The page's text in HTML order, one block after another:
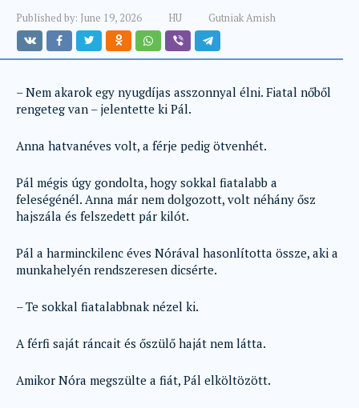
Published by: June 19, 2026 HU Gutniak Amish
– Nem akarok egy nyugdíjas asszonnyal élni. Fiatal nőből
rengeteg van – jelentette ki Pál.
Anna hatvanéves volt, a férje pedig ötvenhét.
Pál mégis úgy gondolta, hogy sokkal fiatalabb a
feleségénél. Anna már nem dolgozott, volt néhány ősz
hajszála és felszedett pár kilót.
Pál a harminckilenc éves Nórával hasonlította össze, aki a
munkahelyén rendszeresen dicsérte.
– Te sokkal fiatalabbnak nézel ki.
A férfi saját ráncait és őszülő haját nem látta.
Amikor Nóra megszülte a fiát, Pál elköltözött.